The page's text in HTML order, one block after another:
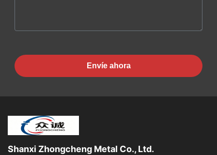
Envíe ahora
Shanxi Zhongcheng Metal Co., Ltd.